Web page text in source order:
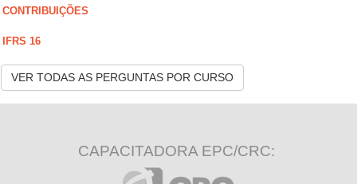
CONTRIBUIÇÕES
IFRS 16
VER TODAS AS PERGUNTAS POR CURSO
CAPACITADORA EPC/CRC: